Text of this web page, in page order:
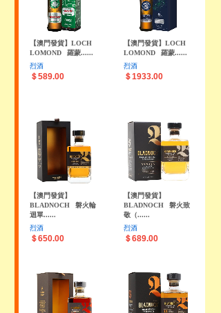
【澳門發貨】LOCH
LOMOND
羅蒙......
烈酒
＄589.00
【澳門發貨】LOCH
LOMOND
羅蒙......
烈酒
＄1933.00
【澳門發貨】
BLADNOCH
磐火輪
迴單......
烈酒
＄650.00
【澳門發貨】
BLADNOCH
磐火致
敬（......
烈酒
＄689.00